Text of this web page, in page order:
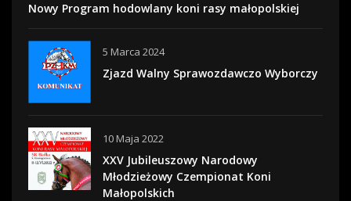
Nowy Program hodowlany koni rasy małopolskiej
5 Marca 2024
Zjazd Walny Sprawozdawczo Wyborczy
10 Maja 2022
XXV Jubileuszowy Narodowy
Młodzieżowy Czempionat Koni
Małopolskich